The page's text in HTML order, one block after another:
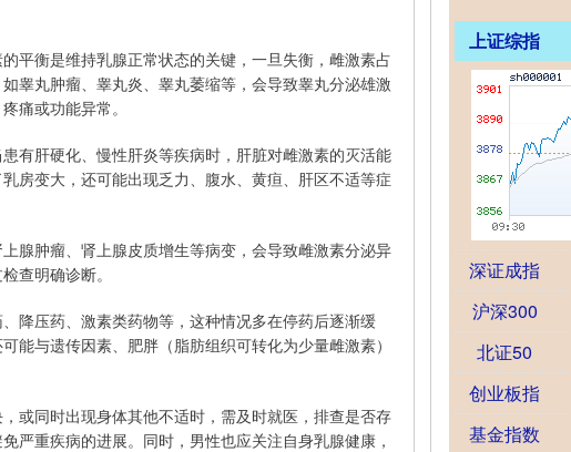
平衡是维持乳腺正常状态的关键，一旦失衡，雌激素占
睾丸肿瘤、睾丸炎、睾丸萎缩等，会导致睾丸分泌雄激
痛或功能异常。
有肝硬化、慢性肝炎等疾病时，肝脏对雌激素的灭活能
房变大，还可能出现乏力、腹水、黄疸、肝区不适等症
腺肿瘤、肾上腺皮质增生等病变，会导致雌激素分泌异
查明确诊断。
降压药、激素类药物等，这种情况多在停药后逐渐缓
能与遗传因素、肥胖（脂肪组织可转化为少量雌激素）
或同时出现身体其他不适时，需及时就医，排查是否存
严重疾病的进展。同时，男性也应关注自身乳腺健康，
上证综指
深证成指
沪深300
北证50
创业板指
基金指数